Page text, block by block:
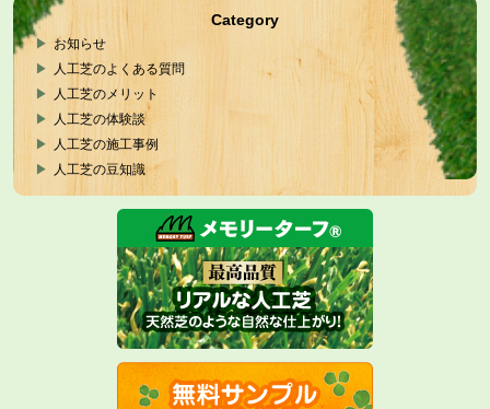
Category
お知らせ
人工芝のよくある質問
人工芝のメリット
人工芝の体験談
人工芝の施工事例
人工芝の豆知識